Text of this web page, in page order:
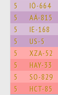
5 IÖ-664
5 AÄ-815
5 IE-168
5 US-5
5 XZA-52
5 HAY-33
5 SO-829
5 HCT-85